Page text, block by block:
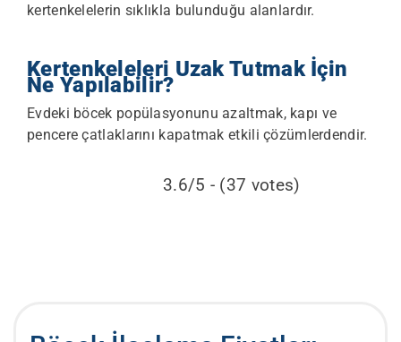
kertenkelelerin sıklıkla bulunduğu alanlardır.
Kertenkeleleri Uzak Tutmak İçin
Ne Yapılabilir?
Evdeki böcek popülasyonunu azaltmak, kapı ve
pencere çatlaklarını kapatmak etkili çözümlerdendir.
3.6/5 - (37 votes)